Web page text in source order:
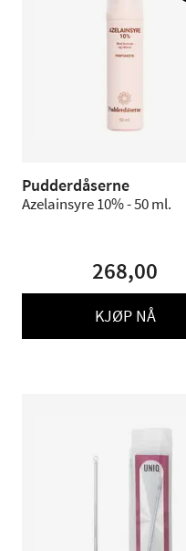
Pudderdåserne
Azelainsyre 10% - 50 ml.
268,00
KJØP NÅ